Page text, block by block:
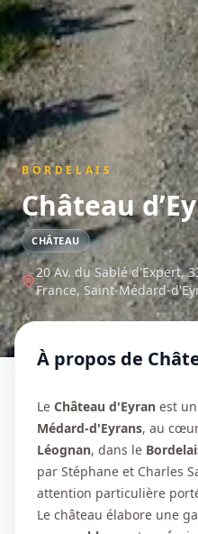
BORDELAIS
Château
CHÂTEAU
20 Av. du Sablé d'Expert,
France, Saint-Médard-
À propos de
Le Château d'Eyran est un
Médard-d'Eyrans, au
Léognan, dans le
par Stéphane et Charles
attention particulière
Le château élabore une